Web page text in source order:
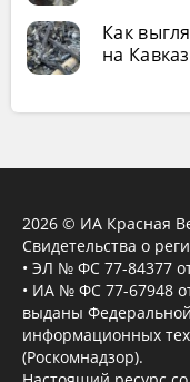
Как
на
2026 © ИА Красная
Свидетельства о
• ЭЛ № ФС 77-84377
• ИА № ФС 77-67948
выданы
информационных
(Роскомнадзор).